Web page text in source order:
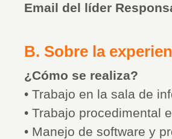
Email del líder
B. Sobre la
¿Cómo se realiza?
• Trabajo en la sala de
• Trabajo procedimental
• Manejo de software y